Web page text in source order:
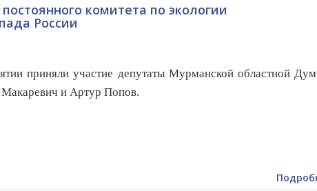
комитета по экологии
России
приняли участие депутаты Мурманской областной
и Артур Попов.